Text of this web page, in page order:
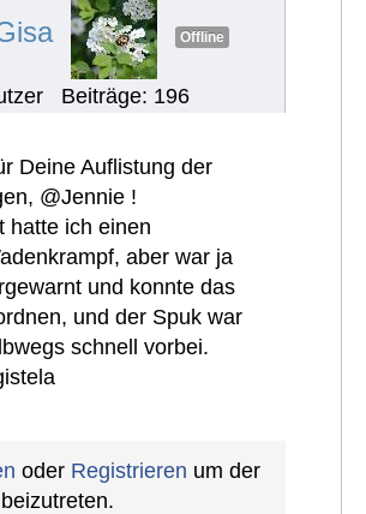
Offline
Beiträge: 196
Deine Auflistung der
@Jennie !
hatte ich einen
aber war ja
und konnte das
und der Spuk war
schnell vorbei.
oder Registrieren um der